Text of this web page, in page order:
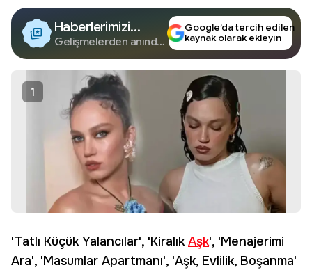
Haberlerimizi
Google'da Takip
Edin
Gelişmelerden anında
Google’da tercih edilen
kaynak olarak ekleyin
1
'Tatlı Küçük Yalancılar', 'KiralıkAşk', 'Menajerimi
Ara', 'Masumlar Apartmanı', 'Aşk, Evlilik, Boşanma'